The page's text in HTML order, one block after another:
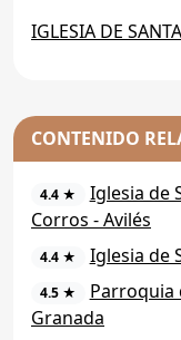
IGLESIA DE
CONTENIDO
4.4 ★
Iglesia de
Corros - Avilés
4.4 ★ Iglesia de
4.5 ★
Parroquia
Granada